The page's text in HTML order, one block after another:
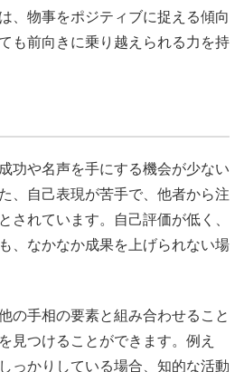
、物事をポジティブに捉える傾向
も前向きに乗り越えられる力を持
功や名声を手にする機会が少ない
、自己表現が苦手で、他者から注
されています。自己評価が低く、
、なかなか成果を上げられない場
の手相の要素と組み合わせること
見つけることができます。例え
っかりしている場合、知的な活動